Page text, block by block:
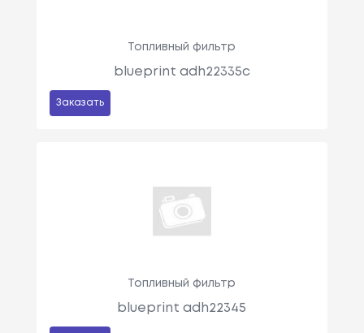
Топливный фильтр
blueprint adh22335c
Заказать
Топливный фильтр
blueprint adh22345